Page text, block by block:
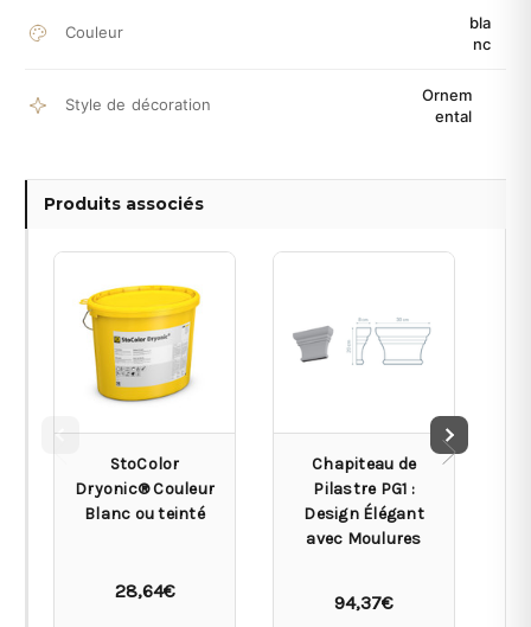
Couleur
bla
nc
Style de décoration
Ornem
ental
Produits associés
StoColor
Dryonic® Couleur
Blanc ou teinté
28,64€
Chapiteau de
Pilastre PG1 :
Design Élégant
avec Moulures
94,37€